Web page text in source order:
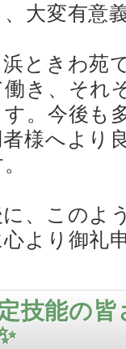
、大変有意
ときわ苑
働き、それ
す。今後も
様へより
、このよ
より御礼
技能の